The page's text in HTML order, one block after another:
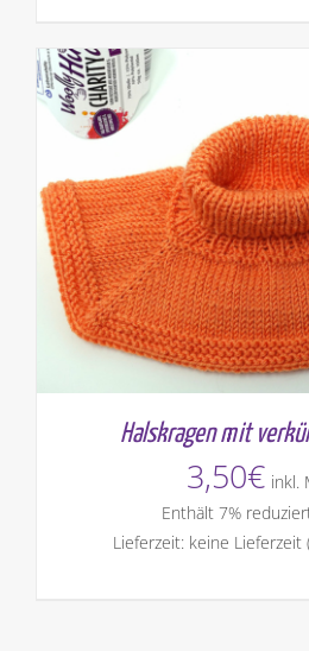
Halskragen mit
3,50€ inkl.
Enthält 7%
Lieferzeit: keine Lieferzeit